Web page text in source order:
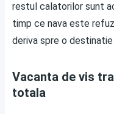
restul calatorilor sunt
timp ce nava este
deriva spre o
Vacanta de vis
totala